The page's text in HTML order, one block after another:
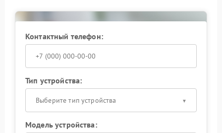
Контактный телефон:
Тип устройства:
Выберите тип устройства
Модель устройства: